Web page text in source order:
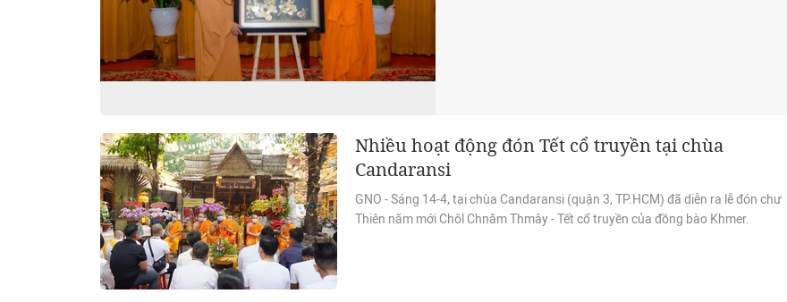
Nhiều hoạt động đón Tết cổ truyền tại chùa
Candaransi
GNO - Sáng 14-4, tại chùa Candaransi (quận 3, TP.HCM) đã diễn ra lễ đón chư
Thiên năm mới Chôl Chnăm Thmây - Tết cổ truyền của đồng bào Khmer.